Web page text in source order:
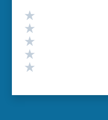
Valutazione